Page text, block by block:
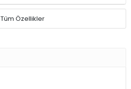
Tüm Özellikler